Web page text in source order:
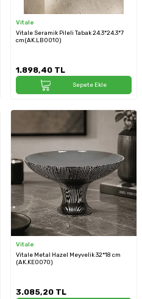
Vitale
Vitale Seramik Pileli Tabak 24.3*24.3*7
cm(AK.LB0010)
1.898,40 TL
Sepete Ekle
Vitale
Vitale Metal Hazel Meyvelik 32*18 cm
(AK.KE0070)
3.085,20 TL